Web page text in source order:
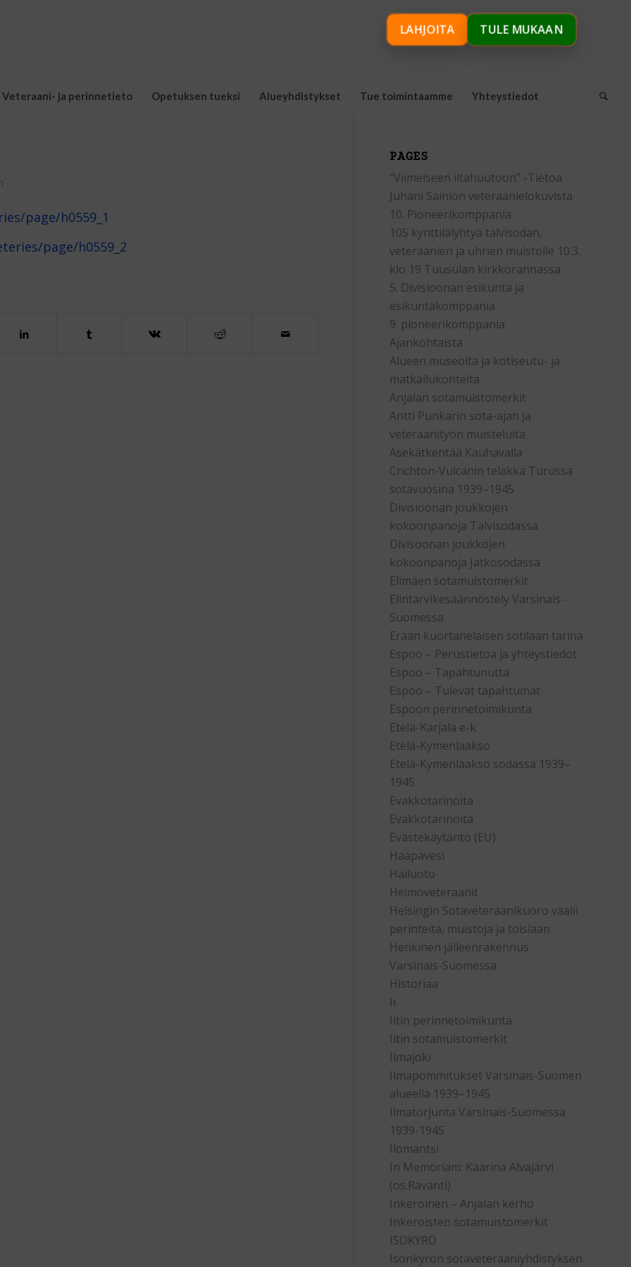
Veteraani- ja perinnetieto Opetuksen tueksi Alueyhdistykset Tue toimintaamme Yhteystiedot
page/h0559_1
page/h0559_2
PAGES
”Viimeiseen iltahuutoon” -Tietoa
Juhani Sainion veteraanielokuvista
10. Pioneerikomppania
105 kynttilälyhtyä talvisodan,
veteraanien ja uhrien muistolle 10.3.
klo 19 Tuusulan kirkkorannassa
5. Divisioonan esikunta ja
esikuntakomppania
9. pioneerikomppania
Ajankohtaista
Alueen museoita ja kotiseutu- ja
matkailukohteita
Anjalan sotamuistomerkit
Antti Punkarin sota-ajan ja
veteraanityön muisteluita
Asekätkentää Kauhavalla
Crichton-Vulcanin telakka Turussa
sotavuosina 1939–1945
Divisioonan joukkojen
kokoonpanoja Talvisodassa
Divisoonan joukkojen
kokoonpanoja Jatkosodassa
Elimäen sotamuistomerkit
Elintarvikesäännöstely Varsinais-
Suomessa
Erään kuortanelaisen sotilaan tarina
Espoo – Perustietoa ja yhteystiedot
Espoo – Tapahtunutta
Espoo – Tulevat tapahtumat
Espoon perinnetoimikunta
Etelä-Karjala e-k
Etelä-Kymenlaakso
Etelä-Kymenlaakso sodassa 1939–
1945
Evakkotarinoita
Evakkotarinoita
Evästekäytäntö (EU)
Haapavesi
Hailuoto
Heimoveteraanit
Helsingin Sotaveteraanikuoro vaalii
perinteitä, muistoja ja toisiaan
Henkinen jälleenrakennus
Varsinais-Suomessa
Historiaa
Ii
Iitin perinnetoimikunta
Iitin sotamuistomerkit
Ilmajoki
Ilmapommitukset Varsinais-Suomen
alueella 1939–1945
Ilmatorjunta Varsinais-Suomessa
1939-1945
Ilomantsi
In Memoriam: Kaarina Alvajärvi
(os.Ravanti)
Inkeroinen – Anjalan kerho
Inkeroisten sotamuistomerkit
ISOKYRÖ
Isonkyrön sotaveteraaniyhdistyksen
LAHJOITA TULE MUKAAN